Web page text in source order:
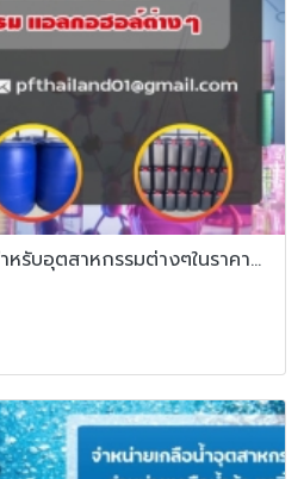
จำหน่ายสินค้าเคมีภัณฑ์สำหรับอุตสาหกรรมต่างๆในราคาถูกจากโรงงาน